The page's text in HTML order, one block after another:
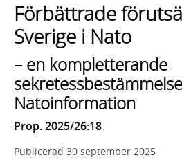
Förbättrade
Sverige i Nato
– en kompletterande
Natoinformation
Prop. 2025/26:18
Publicerad 30 september 2025